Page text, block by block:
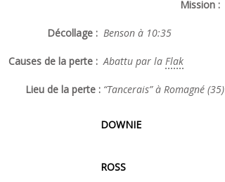
Mission :
Décollage : Benson à 10:35
Causes de la perte : Abattu par la Flak
Lieu de la perte : “Tancerais” à Romagné (35)
DOWNIE
ROSS